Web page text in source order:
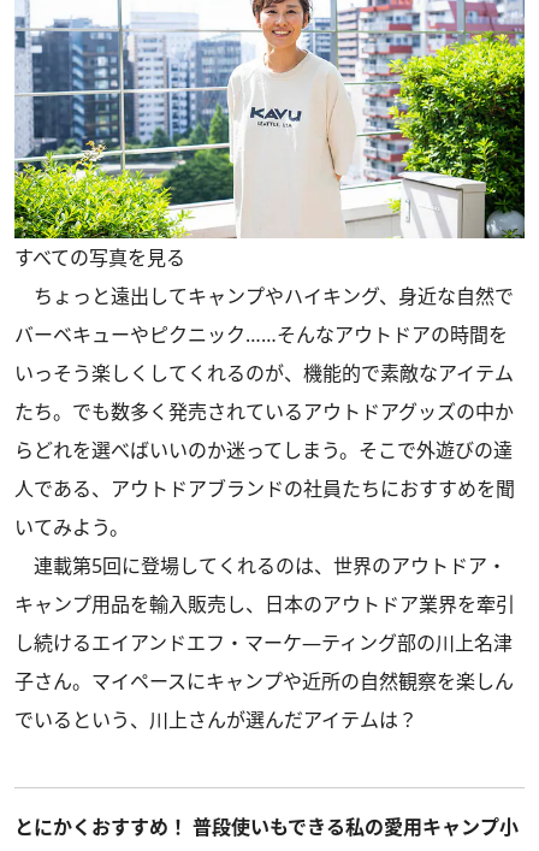
すべての写真を見る
ちょっと遠出してキャンプやハイキング、身近な自然で
バーベキューやピクニック……そんなアウトドアの時間を
いっそう楽しくしてくれるのが、機能的で素敵なアイテム
たち。でも数多く発売されているアウトドアグッズの中か
らどれを選べばいいのか迷ってしまう。そこで外遊びの達
人である、アウトドアブランドの社員たちにおすすめを聞
いてみよう。
連載第5回に登場してくれるのは、世界のアウトドア・
キャンプ用品を輸入販売し、日本のアウトドア業界を牽引
し続けるエイアンドエフ・マーケ―ティング部の川上名津
子さん。マイペースにキャンプや近所の自然観察を楽しん
でいるという、川上さんが選んだアイテムは？
とにかくおすすめ！ 普段使いもできる私の愛用キャンプ小